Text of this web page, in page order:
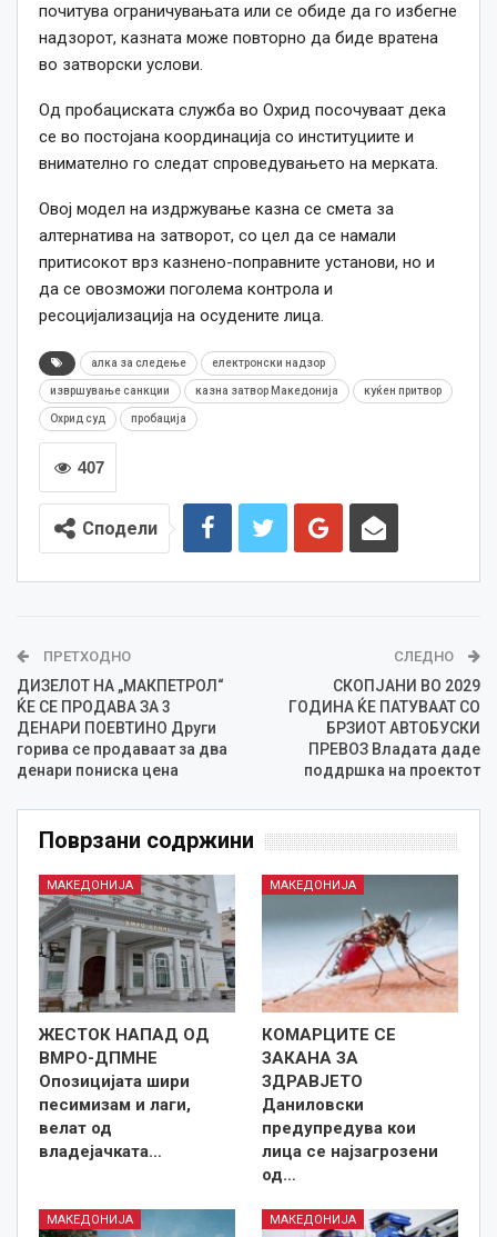
почитува ограничувањата или се обиде да го избегне
надзорот, казната може повторно да биде вратена
во затворски услови.
Од пробациската служба во Охрид посочуваат дека
се во постојана координација со институциите и
внимателно го следат спроведувањето на мерката.
Овој модел на издржување казна се смета за
алтернатива на затворот, со цел да се намали
притисокот врз казнено-поправните установи, но и
да се овозможи поголема контрола и
ресоцијализација на осудените лица.
алка за следење електронски надзор
извршување санкции казна затвор Македонија куќен притвор
Охрид суд пробација
407
Сподели
ПРЕТХОДНО
ДИЗЕЛОТ НА „МАКПЕТРОЛ“
ЌЕ СЕ ПРОДАВА ЗА 3
ДЕНАРИ ПОЕВТИНО Други
горива се продаваат за два
денари пониска цена
СЛЕДНО
СКОПЈАНИ ВО 2029
ГОДИНА ЌЕ ПАТУВААТ СО
БРЗИОТ АВТОБУСКИ
ПРЕВОЗ Владата даде
поддршка на проектот
Поврзани содржини
МАКЕДОНИЈА
ЖЕСТОК НАПАД ОД
ВМРО-ДПМНЕ
Опозицијата шири
песимизам и лаги,
велат од
владејачката…
МАКЕДОНИЈА
КОМАРЦИТЕ СЕ
ЗАКАНА ЗА
ЗДРАВЈЕТО
Даниловски
предупредува кои
лица се најзагрозени
од…
МАКЕДОНИЈА МАКЕДОНИЈА